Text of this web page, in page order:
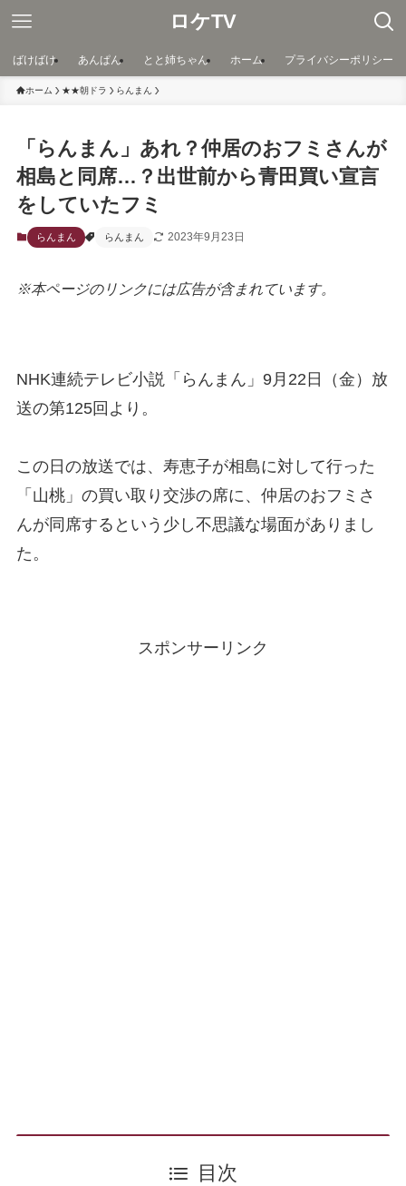
ロケTV
ばけばけ あんぱん とと姉ちゃん ホーム プライバシーポリシー
ホーム ★★朝ドラ らんまん
「らんまん」あれ？仲居のおフミさんが
相島と同席…？出世前から青田買い宣言
をしていたフミ
らんまん らんまん 2023年9月23日
※本ページのリンクには広告が含まれています。
NHK連続テレビ小説「らんまん」9月22日（金）放
送の第125回より。
この日の放送では、寿恵子が相島に対して行った
「山桃」の買い取り交渉の席に、仲居のおフミさ
んが同席するという少し不思議な場面がありまし
た。
スポンサーリンク
目次